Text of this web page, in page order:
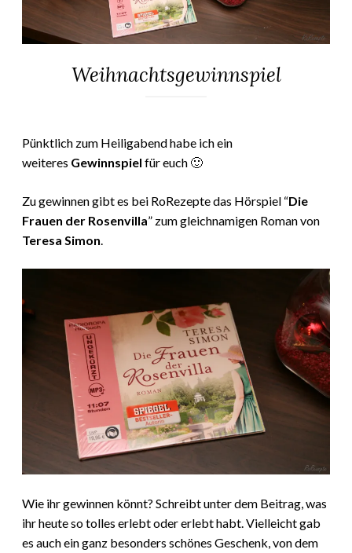
ALLGEMEINWeihnachtsgewinnspiel
2017
Pünktlich zum Heiligabend habe ich ein
weiteres Gewinnspiel für euch 🙂
Zu gewinnen gibt es bei RoRezepte das Hörspiel “Die
Frauen der Rosenvilla” zum gleichnamigen Roman von
Teresa Simon.
Wie ihr gewinnen könnt? Schreibt unter dem Beitrag, was
ihr heute so tolles erlebt oder erlebt habt. Vielleicht gab
es auch ein ganz besonders schönes Geschenk, von dem